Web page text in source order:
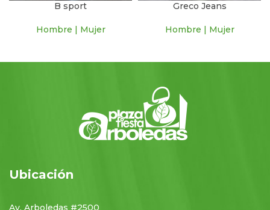
B sport
Hombre | Mujer
Greco Jeans
Hombre | Mujer
Ubicación
Av. Arboledas #2500